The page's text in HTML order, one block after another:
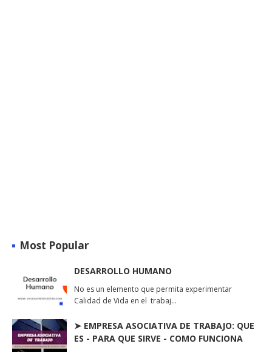
Most Popular
DESARROLLO HUMANO
No es un elemento que permita experimentar
Calidad de Vida en el trabaj…
➤ EMPRESA ASOCIATIVA DE TRABAJO: QUE
ES - PARA QUE SIRVE - COMO FUNCIONA